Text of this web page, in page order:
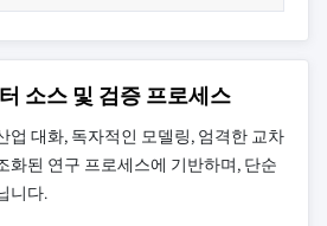
소스 및 검증 프로세스
업 대화, 독자적인 모델링, 엄격한 교차
화된 연구 프로세스에 기반하며, 단순
니다.